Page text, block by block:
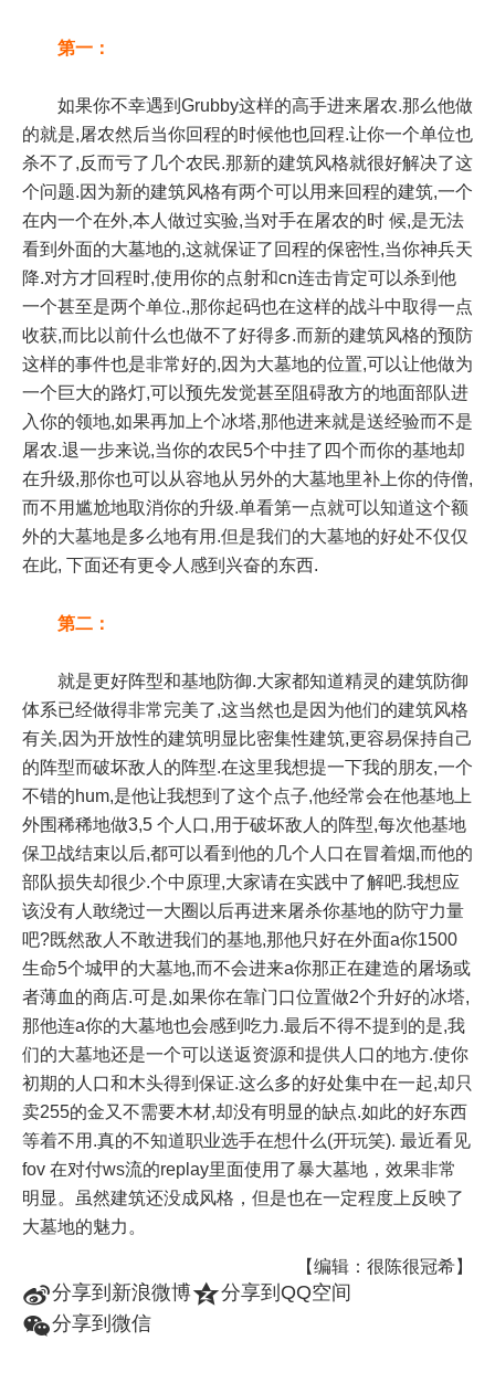
第一：
如果你不幸遇到Grubby这样的高手进来屠农.那么他做
的就是,屠农然后当你回程的时候他也回程.让你一个单位也
杀不了,反而亏了几个农民.那新的建筑风格就很好解决了这
个问题.因为新的建筑风格有两个可以用来回程的建筑,一个
在内一个在外,本人做过实验,当对手在屠农的时 候,是无法
看到外面的大墓地的,这就保证了回程的保密性,当你神兵天
降.对方才回程时,使用你的点射和cn连击肯定可以杀到他
一个甚至是两个单位.,那你起码也在这样的战斗中取得一点
收获,而比以前什么也做不了好得多.而新的建筑风格的预防
这样的事件也是非常好的,因为大墓地的位置,可以让他做为
一个巨大的路灯,可以预先发觉甚至阻碍敌方的地面部队进
入你的领地,如果再加上个冰塔,那他进来就是送经验而不是
屠农.退一步来说,当你的农民5个中挂了四个而你的基地却
在升级,那你也可以从容地从另外的大墓地里补上你的侍僧,
而不用尴尬地取消你的升级.单看第一点就可以知道这个额
外的大墓地是多么地有用.但是我们的大墓地的好处不仅仅
在此, 下面还有更令人感到兴奋的东西.
第二：
就是更好阵型和基地防御.大家都知道精灵的建筑防御
体系已经做得非常完美了,这当然也是因为他们的建筑风格
有关,因为开放性的建筑明显比密集性建筑,更容易保持自己
的阵型而破坏敌人的阵型.在这里我想提一下我的朋友,一个
不错的hum,是他让我想到了这个点子,他经常会在他基地上
外围稀稀地做3,5 个人口,用于破坏敌人的阵型,每次他基地
保卫战结束以后,都可以看到他的几个人口在冒着烟,而他的
部队损失却很少.个中原理,大家请在实践中了解吧.我想应
该没有人敢绕过一大圈以后再进来屠杀你基地的防守力量
吧?既然敌人不敢进我们的基地,那他只好在外面a你1500
生命5个城甲的大墓地,而不会进来a你那正在建造的屠场或
者薄血的商店.可是,如果你在靠门口位置做2个升好的冰塔,
那他连a你的大墓地也会感到吃力.最后不得不提到的是,我
们的大墓地还是一个可以送返资源和提供人口的地方.使你
初期的人口和木头得到保证.这么多的好处集中在一起,却只
卖255的金又不需要木材,却没有明显的缺点.如此的好东西
等着不用.真的不知道职业选手在想什么(开玩笑). 最近看见
fov 在对付ws流的replay里面使用了暴大墓地，效果非常
明显。虽然建筑还没成风格，但是也在一定程度上反映了
大墓地的魅力。
【编辑：很陈很冠希】
t分享到新浪微博z分享到QQ空间
w分享到微信